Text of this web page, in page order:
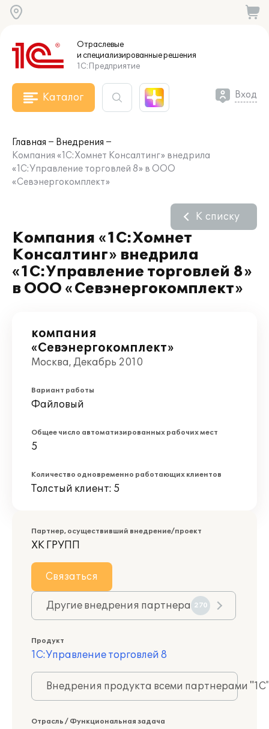
Отраслевые
и специализированныерешения
1С:Предприятие
Каталог Вход
Главная
Внедрения
Компания «1С:Хомнет Консалтинг» внедрила
«1С:Управление торговлей 8» в ООО
«Севэнергокомплект»
Компания «1С:Хомнет
Консалтинг» внедрила
«1С:Управление торговлей 8»
в ООО «Севэнергокомплект»
К списку
компания
«Севэнергокомплект»
Москва, Декабрь 2010
Вариант работы
Файловый
Общее число автоматизированных рабочих мест
5
Количество одновременно работающих клиентов
Толстый клиент: 5
Партнер, осуществивший внедрение/проект
ХК ГРУПП
Связаться
Другие внедрения партнера 270
Продукт
1С:Управление торговлей 8
Внедрения продукта всеми партнерами
Отрасль / Функциональная задача